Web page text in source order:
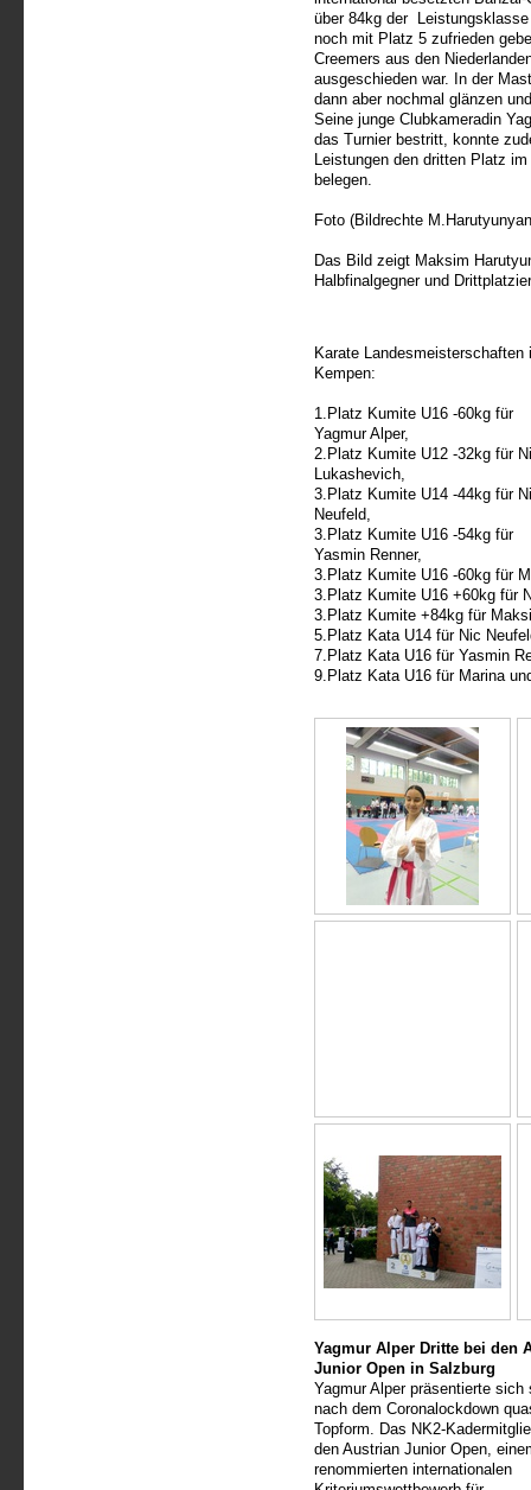
über 84kg der
noch mit Platz 5 zufrieden
Creemers aus den
ausgeschieden war. In der
dann aber nochmal glänzen
Seine junge Clubkameradin
das Turnier bestritt, konnte
Leistungen den dritten Platz
belegen.
Foto (Bildrechte
Das Bild zeigt Maksim
Halbfinalgegner und
Karate Landesmeisterschaften
Kempen:
1.Platz Kumite U16 -60kg für
Yagmur Alper,
2.Platz Kumite U12 -32kg für
Lukashevich,
3.Platz Kumite U14 -44kg für
Neufeld,
3.Platz Kumite U16 -54kg für
Yasmin Renner,
3.Platz Kumite U16 -60kg für
3.Platz Kumite U16 +60kg für
3.Platz Kumite +84kg für
5.Platz Kata U14 für Nic
7.Platz Kata U16 für Yasmin
9.Platz Kata U16 für Marina
Yagmur Alper Dritte bei den
Junior Open in Salzburg
Yagmur Alper präsentierte sich
nach dem Coronalockdown
Topform. Das NK2-
den Austrian Junior Open,
renommierten internationalen